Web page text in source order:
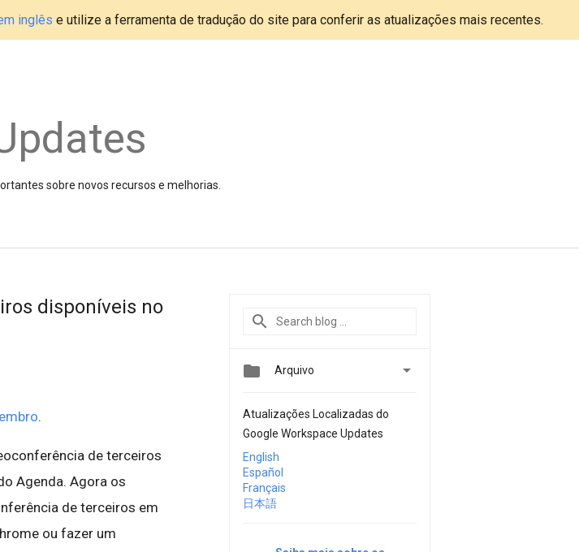
inglês e utilize a ferramenta de tradução do site para conferir as atualizações mais recentes.
sobre novos recursos e melhorias.
disponíveis no
.
de terceiros
Agenda. Agora os
de terceiros em
ou fazer um
 Arquivo 
Atualizações Localizadas do
Google Workspace Updates
English
Español
Français
日本語